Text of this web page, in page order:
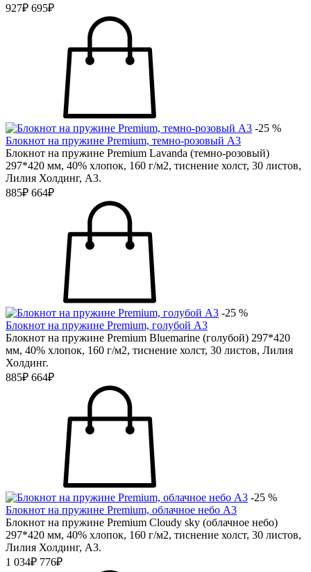
927₽ 695₽
-25 %
Блокнот на пружине Premium, темно-розовый А3
Блокнот на пружине Premium Lavanda (темно-розовый)
297*420 мм, 40% хлопок, 160 г/м2, тиснение холст, 30 листов,
Лилия Холдинг, А3.
885₽ 664₽
-25 %
Блокнот на пружине Premium, голубой А3
Блокнот на пружине Premium Bluemarine (голубой) 297*420
мм, 40% хлопок, 160 г/м2, тиснение холст, 30 листов, Лилия
Холдинг.
885₽ 664₽
-25 %
Блокнот на пружине Premium, облачное небо А3
Блокнот на пружине Premium Cloudy sky (облачное небо)
297*420 мм, 40% хлопок, 160 г/м2, тиснение холст, 30 листов,
Лилия Холдинг, А3.
1 034₽ 776₽